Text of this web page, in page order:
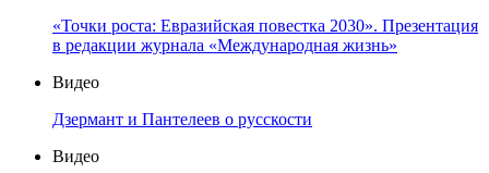
«Точки роста: Евразийская повестка 2030». Презентация
в редакции журнала «Международная жизнь»
Видео
Дзермант и Пантелеев о русскости
Видео